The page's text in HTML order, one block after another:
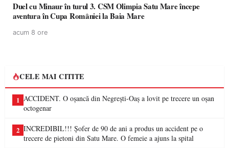
Duel cu Minaur în turul 3. CSM Olimpia Satu Mare începe
aventura în Cupa României la Baia Mare
acum 8 ore
CELE MAI CITITE
1 ACCIDENT. O oșancă din Negrești-Oaș a lovit pe trecere un oșan
octogenar
2 INCREDIBIL!!! Șofer de 90 de ani a produs un accident pe o
trecere de pietoni din Satu Mare. O femeie a ajuns la spital